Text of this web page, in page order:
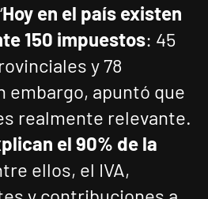
Hoy en el país existen
150 impuestos: 45
y 78
embargo, apuntó que
realmente relevante.
el 90% de la
ellos, el IVA,